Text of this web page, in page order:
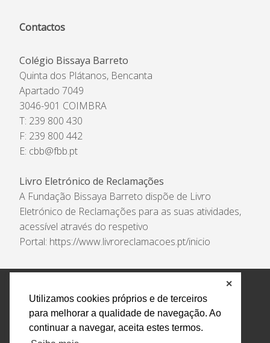
Utilizamos cookies próprios e de terceiros
para melhorar a qualidade de navegação. Ao
continuar a navegar, aceita estes termos.
✕
Contactos
Colégio Bissaya Barreto
Quinta dos Plátanos, Bencanta
Apartado 7049
3046-901 COIMBRA
T: 239 800 430
F: 239 800 442
E: cbb@fbb.pt
Livro Eletrónico de Reclamações
A Fundação Bissaya Barreto dispõe de Livro
Eletrónico de Reclamações para as suas atividades,
acessível através do respetivo
Portal: https://www.livroreclamacoes.pt/inicio
Política de Privacidade e Tratamento de Dados
Encarregado de Proteção de Dados
Livro Eletrónico
de Reclamações
Canal de Denúncias
Todos os direitos reservados Design by AM. Developed by